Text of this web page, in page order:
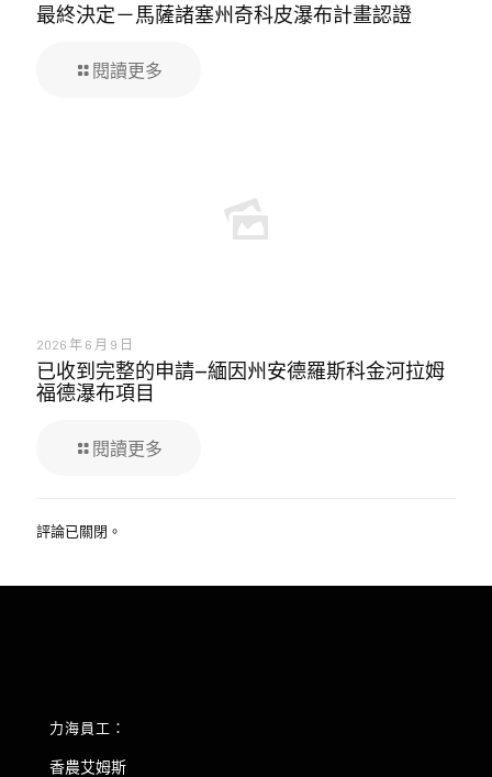
最終決定－馬薩諸塞州奇科皮瀑布計畫認證
閱讀更多
2026 年 6 月 9 日
已收到完整的申請—緬因州安德羅斯科金河拉姆
福德瀑布項目
閱讀更多
評論已關閉。
力海員工：
香農艾姆斯